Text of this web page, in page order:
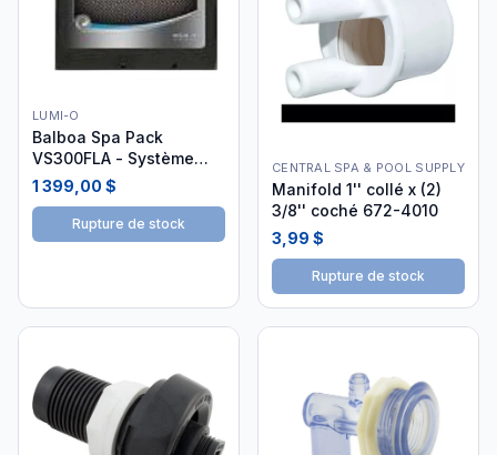
LUMI-O
Balboa Spa Pack
VS300FLA - Système
Complet 56059-02
1 399,00 $
Rupture de stock
CENTRAL SPA & POOL SUPPLY
Manifold 1'' collé x (2)
3/8'' coché 672-4010
3,99 $
Rupture de stock